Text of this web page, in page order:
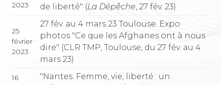
2023
de liberté" (La Dépêche , 27 fév. 23)
25
février
2023
27 fév. au 4 mars 23 Toulouse. Expo
photos "Ce que les Afghanes ont à nous
dire" (CLR TMP, Toulouse, du 27 fév. au 4
mars 23)
16
"Nantes. Femme, vie, liberté : un